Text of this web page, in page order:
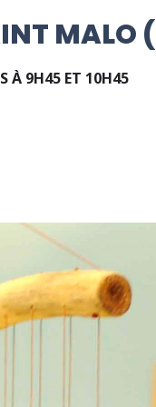
MALO
À 9H45 ET 10H45